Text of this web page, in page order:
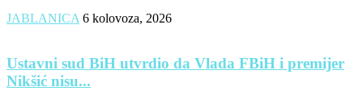
JABLANICA 6 kolovoza, 2026
Ustavni sud BiH utvrdio da Vlada FBiH i premijer
Nikšić nisu...